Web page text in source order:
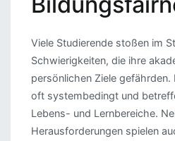
Viele Studierende stoßen im
Schwierigkeiten, die ihre
persönlichen Ziele gefährden.
oft systembedingt und
Lebens- und Lernbereiche.
Herausforderungen spielen